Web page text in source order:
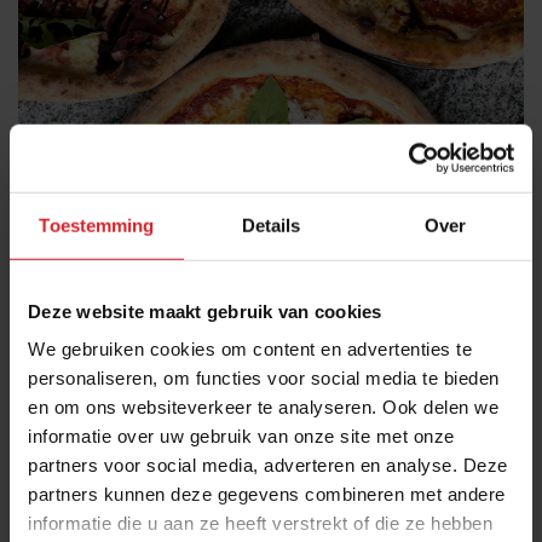
Toestemming Details Over
Deze website maakt gebruik van cookies
We gebruiken cookies om content en advertenties te
personaliseren, om functies voor social media te bieden
en om ons websiteverkeer te analyseren. Ook delen we
informatie over uw gebruik van onze site met onze
partners voor social media, adverteren en analyse. Deze
partners kunnen deze gegevens combineren met andere
informatie die u aan ze heeft verstrekt of die ze hebben
Zelf bezoeken?
V Pizza: Antwerp Tower, De Keyserlei 1a, Antwerpen
Openingstijden: elke dag van 11.30 - 21.30 uur
Benieuwd naar nog meer cool concepts in Antwerpen?
Check onze gratis online cityguide!